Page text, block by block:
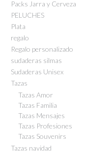
Packs Jarra y Cerveza
PELUCHES
Plata
regalo
Regalo personalizado
sudaderas silmas
Sudaderas Unisex
Tazas
Tazas Amor
Tazas Familia
Tazas Mensajes
Tazas Profesiones
Tazas Souvenirs
Tazas navidad